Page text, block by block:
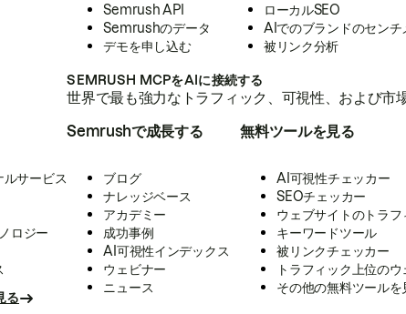
Semrush API
Semrushのデータ
デモを申し込む
ローカルSEO
AIでのブランドのセンチ
被リンク分析
SEMRUSH MCPをAIに接続する
世界で最も強力なトラフィック、可視性、および
ルサービス
ロジー
る
Semrushで成長する
ブログ
ナレッジベース
アカデミー
成功事例
AI可視性インデックス
ウェビナー
ニュース
無料ツールを見る
AI可視性チェッカー
SEOチェッカー
ウェブサイトのトラ
キーワードツール
被リンクチェッカー
トラフィック上位の
その他の無料ツールを